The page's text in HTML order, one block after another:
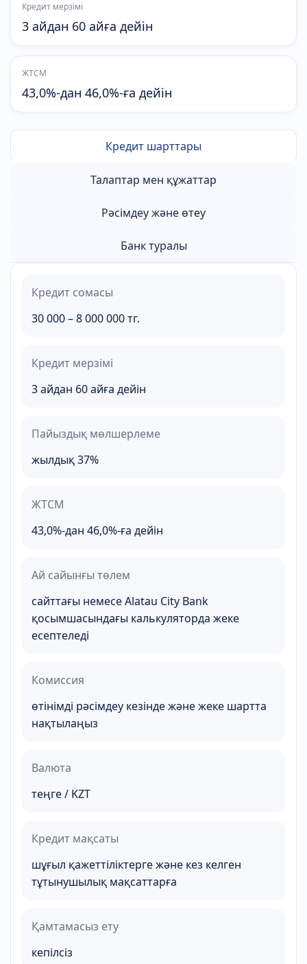
Кредит мерзімі
3 айдан 60 айға дейін
ЖТСМ
43,0%-дан 46,0%-ға дейін
Кредит шарттары
Талаптар мен құжаттар
Рәсімдеу және өтеу
Банк туралы
Кредит сомасы
30 000 – 8 000 000 тг.
Кредит мерзімі
3 айдан 60 айға дейін
Пайыздық мөлшерлеме
жылдық 37%
ЖТСМ
43,0%-дан 46,0%-ға дейін
Ай сайынғы төлем
сайттағы немесе Alatau City Bank
қосымшасындағы калькуляторда жеке
есептеледі
Комиссия
өтінімді рәсімдеу кезінде және жеке шартта
нақтылаңыз
Валюта
теңге / KZT
Кредит мақсаты
шұғыл қажеттіліктерге және кез келген
тұтынушылық мақсаттарға
Қамтамасыз ету
кепілсіз